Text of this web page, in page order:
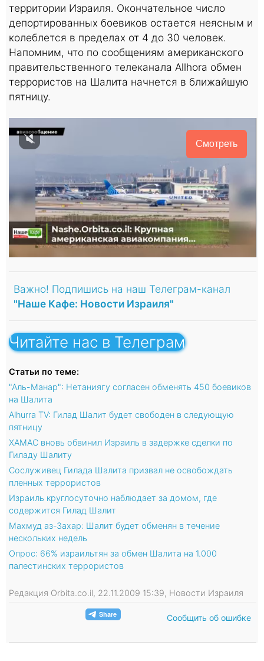
территории Израиля. Окончательное число
депортированных боевиков остается неясным и
колеблется в пределах от 4 до 30 человек.
Напомним, что по сообщениям американского
правительственного телеканала Allhora обмен
террористов на Шалита начнется в ближайшую
пятницу.
Смотреть
Важно! Подпишись на наш Телеграм-канал
"Наше Кафе: Новости Израиля"
Читайте нас в Телеграм
Статьи по теме:
"Аль-Манар": Нетаниягу согласен обменять 450 боевиков
на Шалита
Alhurra TV: Гилад Шалит будет свободен в следующую
пятницу
ХАМАС вновь обвинил Израиль в задержке сделки по
Гиладу Шалиту
Сослуживец Гилада Шалита призвал не освобождать
пленных террористов
Израиль круглосуточно наблюдает за домом, где
содержится Гилад Шалит
Махмуд аз-Захар: Шалит будет обменян в течение
нескольких недель
Опрос: 66% израильтян за обмен Шалита на 1.000
палестинских террористов
Редакция Orbita.co.il, 22.11.2009 15:39, Новости Израиля
Сообщить об ошибке